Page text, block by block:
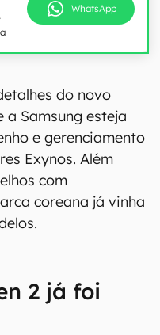
WhatsApp
do novo
a Samsung esteja
e gerenciamento
Exynos. Além
com
coreana já vinha
2 já foi